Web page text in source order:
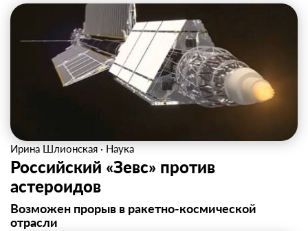
Ирина Шлионская · Наука
Российский «Зевс» против
астероидов
Возможен прорыв в ракетно-космической
отрасли